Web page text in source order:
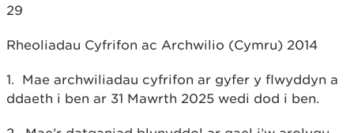
29
Rheoliadau Cyfrifon ac Archwilio (Cymru) 2014
1. Mae archwiliadau cyfrifon ar gyfer y flwyddyn a
ddaeth i ben ar 31 Mawrth 2025 wedi dod i ben.